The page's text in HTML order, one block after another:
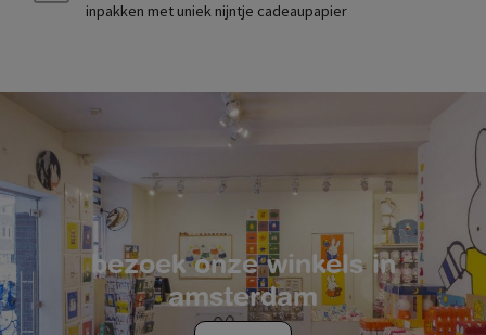
inpakken met uniek nijntje cadeaupapier
bezoek onze winkels in
amsterdam